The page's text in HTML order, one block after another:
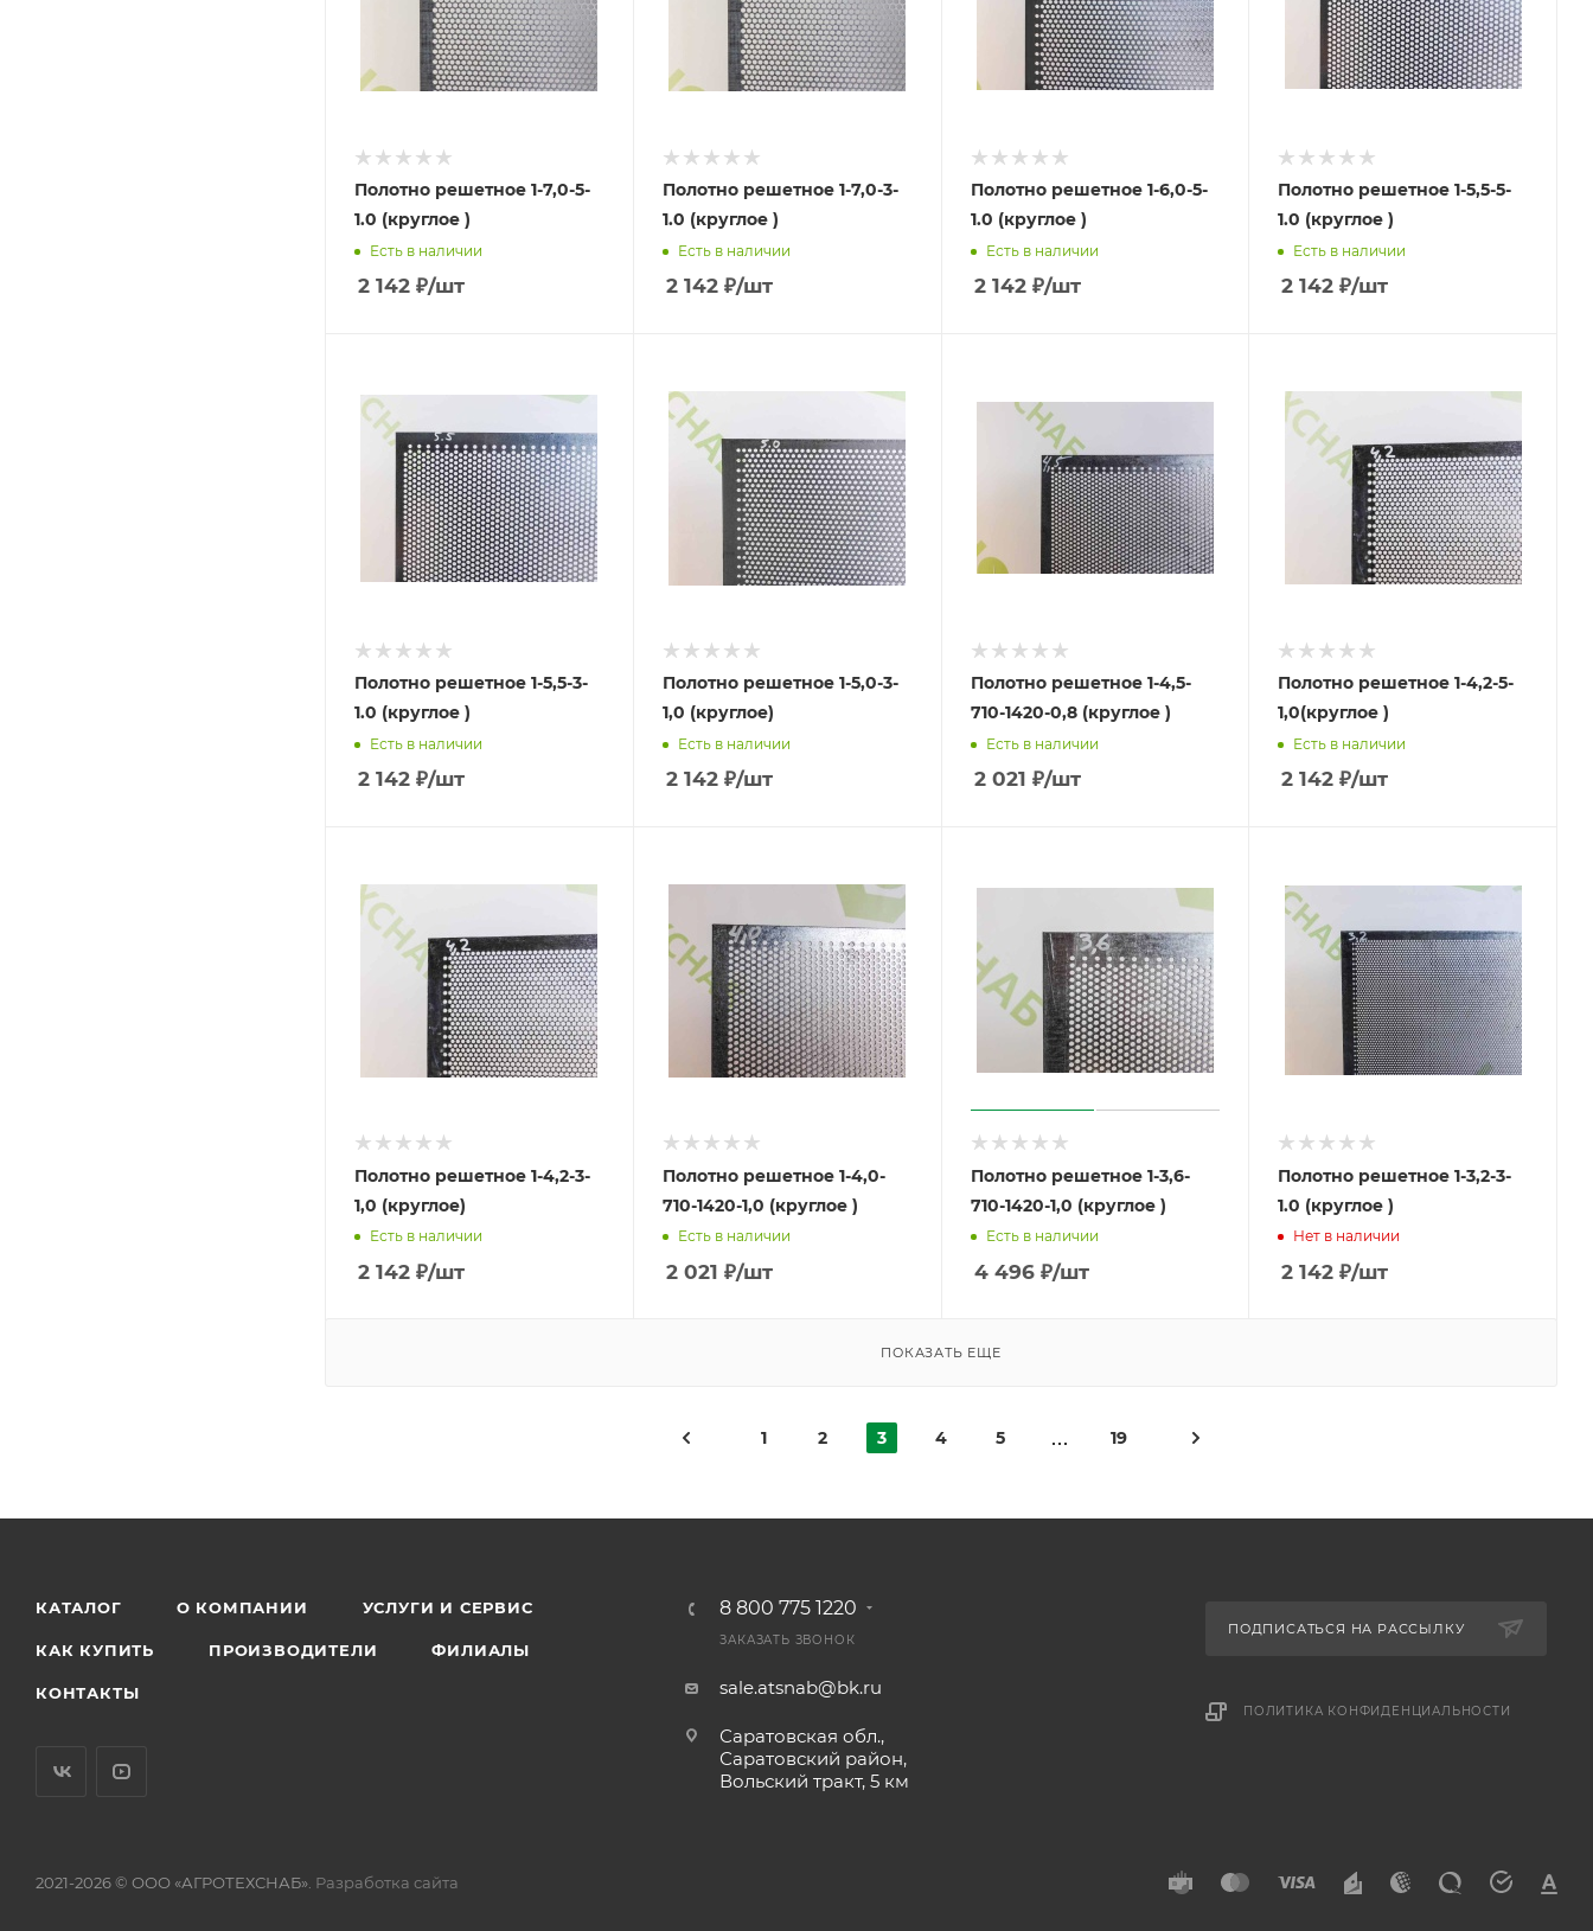
Полотно решетное 1-7,0-5-
1.0 (круглое )
Есть в наличии
2 142 ₽/шт
Полотно решетное 1-7,0-3-
1.0 (круглое )
Есть в наличии
2 142₽/шт
Полотно решетное 1-6,0-5-
1.0 (круглое )
Есть в наличии
2 142₽/шт
Полотно решетное 1-5,5-5-
1.0 (круглое )
Есть в наличии
2 142 ₽/шт
Полотно решетное 1-5,5-3-
1.0 (круглое )
Есть в наличии
2 142 ₽/шт
Полотно решетное 1-5,0-3-
1,0 (круглое)
Есть в наличии
2 142₽/шт
Полотно решетное 1-4,5-
710-1420-0,8 (круглое )
Есть в наличии
2 021 ₽/шт
Полотно решетное 1-4,2-5-
1,0(круглое )
Есть в наличии
2 142 ₽/шт
Полотно решетное 1-4,2-3-
1,0 (круглое)
Есть в наличии
2 142 ₽/шт
Полотно решетное 1-4,0-
710-1420-1,0 (круглое )
Есть в наличии
2 021 ₽/шт
Полотно решетное 1-3,6-
710-1420-1,0 (круглое )
Есть в наличии
4 496₽/шт
Полотно решетное 1-3,2-3-
1.0 (круглое )
Нет в наличии
2 142 ₽/шт
ПОКАЗАТЬ ЕЩЕ
1 2 3 4 5 19
КАТАЛОГ О КОМПАНИИ УСЛУГИ И СЕРВИС
КАК КУПИТЬ ПРОИЗВОДИТЕЛИ ФИЛИАЛЫ
КОНТАКТЫ
8 800 775 1220
ЗАКАЗАТЬ ЗВОНОК
sale.atsnab@bk.ru
Саратовская обл.,
Саратовский район,
Вольский тракт, 5 км
ПОДПИСАТЬСЯ НА РАССЫЛКУ
ПОЛИТИКА КОНФИДЕНЦИАЛЬНОСТИ
2021-2026 © ООО «АГРОТЕХСНАБ». Разработка сайта